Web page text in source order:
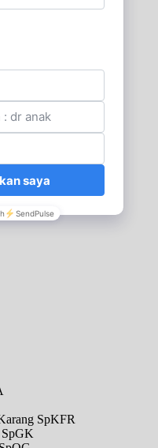
SpKFR
SpGK